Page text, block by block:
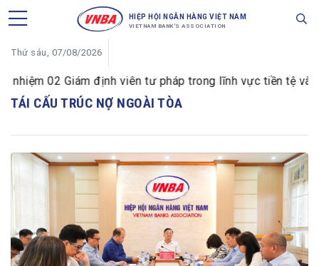
HIỆP HỘI NGÂN HÀNG VIỆT NAM
VIETNAM BANK'S ASSOCIATION
Thứ sáu, 07/08/2026
02 Giám định viên tư pháp trong lĩnh vực tiền tệ và
TÁI CẤU TRÚC NỢ NGOÀI TÒA